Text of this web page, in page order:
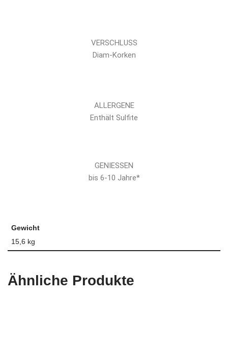
VERSCHLUSS
Diam-Korken
ALLERGENE
Enthält Sulfite
GENIESSEN
bis 6-10 Jahre*
Gewicht
15,6 kg
Ähnliche Produkte